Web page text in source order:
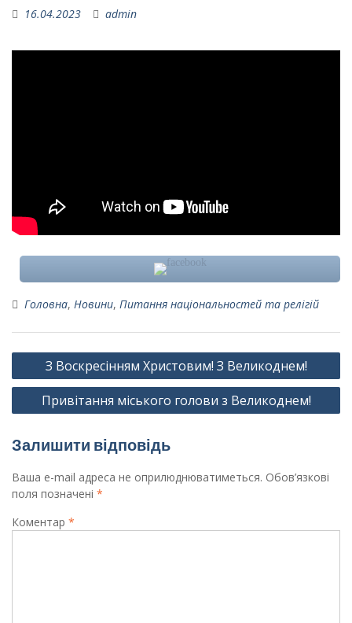
16.04.2023 admin
Головна, Новини, Питання національностей та релігій
Навігація
записів
З Воскресінням Христовим! З Великоднем!
Привітання міського голови з Великоднем!
Залишити відповідь
Ваша e-mail адреса не оприлюднюватиметься. Обов’язкові
поля позначені *
Коментар *